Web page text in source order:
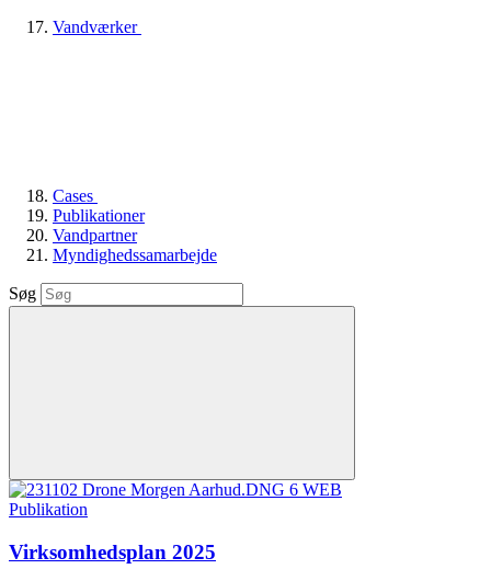
Vandværker
Cases
Publikationer
Vandpartner
Myndighedssamarbejde
Søg
Publikation
Virksomhedsplan 2025